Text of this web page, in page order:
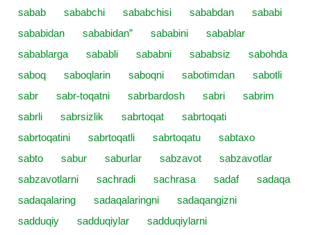
sabab sababchi sababchisi sababdan
sababi
sababidan
sababidan” sababini
sabablar
sabablarga
sababli sababni sababsiz
sabohda
saboq
saboqlarin saboqni sabotimdan
sabotli
sabr
sabr-toqatni sabrbardosh sabri
sabrim
sabrli
sabrsizlik sabrtoqat
sabrtoqati
sabrtoqatini
sabrtoqatli sabrtoqatu
sabtaxo
sabto
sabur saburlar sabzavot
sabzavotlar
sabzavotlarni
sachradi sachrasa sadaf
sadaqa
sadaqalaring
sadaqalaringni
sadaqangizni
sadduqiy
sadduqiylar
sadduqiylarni